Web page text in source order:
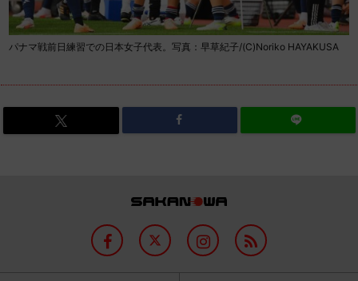
パナマ戦前日練習での日本女子代表。写真：早草紀子/(C)Noriko HAYAKUSA